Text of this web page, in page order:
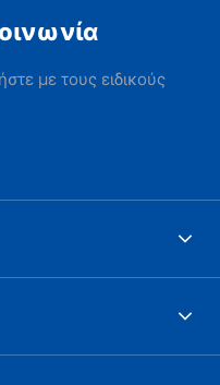
με τους ειδικούς